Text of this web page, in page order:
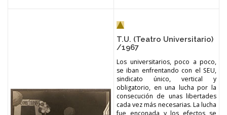
T.U. (Teatro Universitario)
/1967
Los universitarios, poco a poco,
se iban enfrentando con el SEU,
sindicato único, vertical y
obligatorio, en una lucha por la
consecución de unas libertades
cada vez más necesarias. La lucha
fue enconada y los efectos se